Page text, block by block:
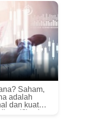
adalah
dan kuat